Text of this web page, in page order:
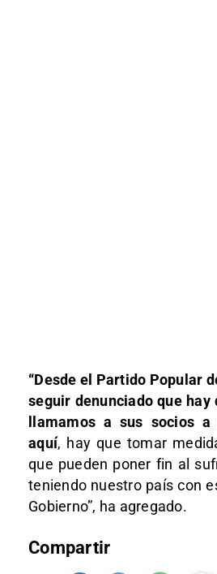
“Desde el Partido Popular
seguir denunciado que hay
llamamos a sus socios
aquí, hay que tomar
que pueden poner fin al
teniendo nuestro país con
Gobierno”, ha agregado.
Compartir